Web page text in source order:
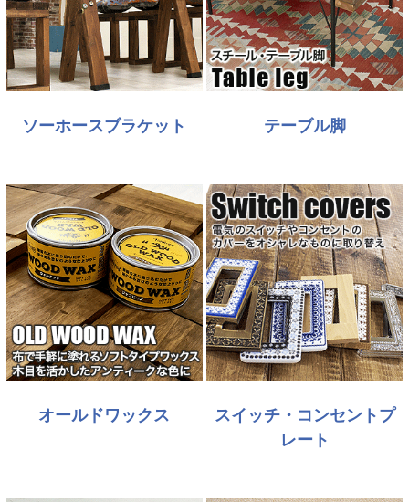
ソーホースブラケット テーブル脚
オールドワックス
スイッチ・コンセントプ
レート